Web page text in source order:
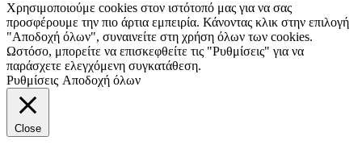
Χρησιμοποιούμε cookies στον ιστότοπό μας για να σας
προσφέρουμε την πιο άρτια εμπειρία. Κάνοντας κλικ στην επιλογή
"Αποδοχή όλων", συναινείτε στη χρήση όλων των cookies.
Ωστόσο, μπορείτε να επισκεφθείτε τις "Ρυθμίσεις" για να
παράσχετε ελεγχόμενη συγκατάθεση.
Ρυθμίσεις Αποδοχή όλων
Close